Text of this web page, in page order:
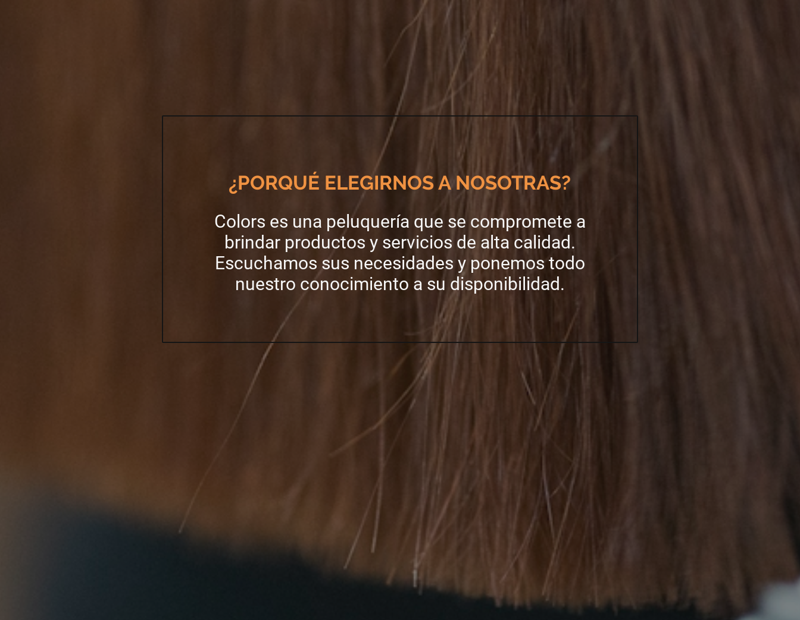
¿PORQUÉ ELEGIRNOS A NOSOTRAS?
Colors es una peluquería que se compromete a
brindar productos y servicios de alta calidad.
Escuchamos sus necesidades y ponemos todo
nuestro conocimiento a su disponibilidad.